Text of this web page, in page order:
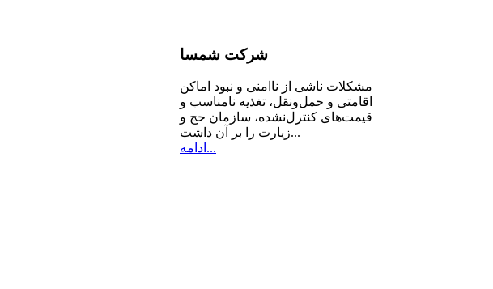
شرکت شمسا
مشكلات ناشی از ناامنی و نبود اماكن
اقامتی و حمل‌ونقل، تغذیه‌ نامناسب و
قیمت‌های كنترل‌نشده، سازمان حج و
زیارت را بر آن داشت...
ادامه...